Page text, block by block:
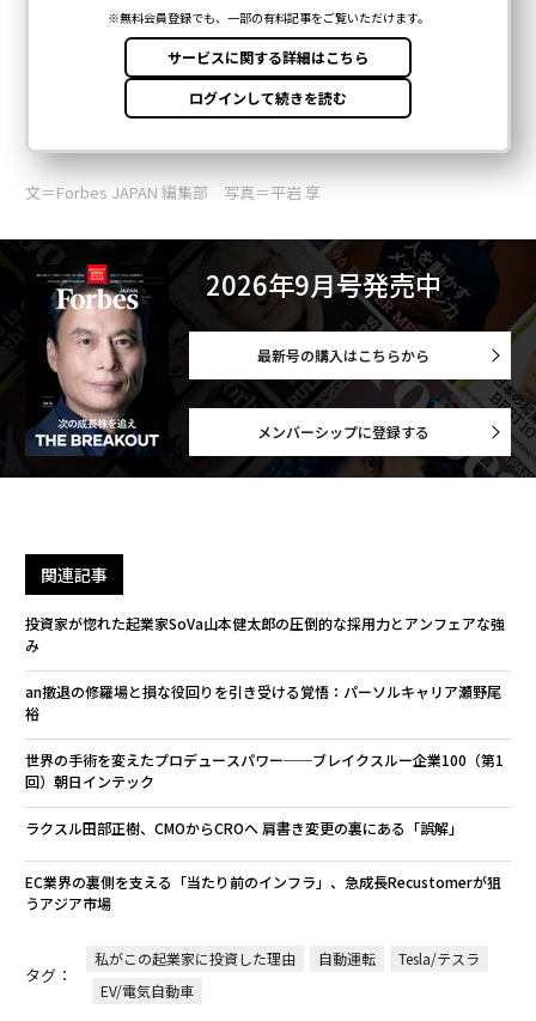
文＝Forbes JAPAN 編集部 写真＝平岩 享
2026年9月号発売中
最新号の購入はこちらから
メンバーシップに登録する
関連記事
投資家が惚れた起業家SoVa山本健太郎の圧倒的な採用力とアンフェアな強
み
an撤退の修羅場と損な役回りを引き受ける覚悟：パーソルキャリア瀬野尾
裕
世界の手術を変えたプロデュースパワー──ブレイクスルー企業100（第1
回）朝日インテック
ラクスル田部正樹、CMOからCROへ 肩書き変更の裏にある「誤解」
EC業界の裏側を支える「当たり前のインフラ」、急成長Recustomerが狙
うアジア市場
タグ：
私がこの起業家に投資した理由 自動運転
Tesla/テスラ
EV/電気自動車